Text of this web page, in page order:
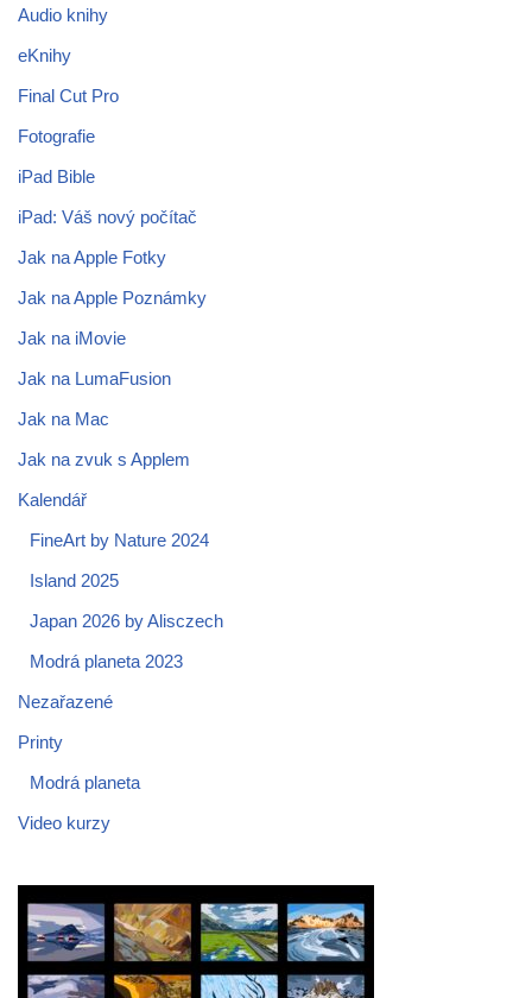
Audio knihy
eKnihy
Final Cut Pro
Fotografie
iPad Bible
iPad: Váš nový počítač
Jak na Apple Fotky
Jak na Apple Poznámky
Jak na iMovie
Jak na LumaFusion
Jak na Mac
Jak na zvuk s Applem
Kalendář
FineArt by Nature 2024
Island 2025
Japan 2026 by Alisczech
Modrá planeta 2023
Nezařazené
Printy
Modrá planeta
Video kurzy